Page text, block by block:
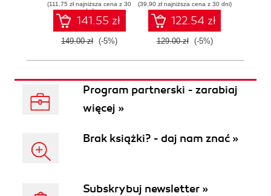
(111,75 zł najniższa cena z 30
dni)
141.55 zł
149.00 zł (-5%)
(39,90 zł najniższa cena z 30 dni)
122.54 zł
129.00 zł (-5%)
Program partnerski - zarabiaj
więcej »
Brak książki? - daj nam znać »
Subskrybuj newsletter »